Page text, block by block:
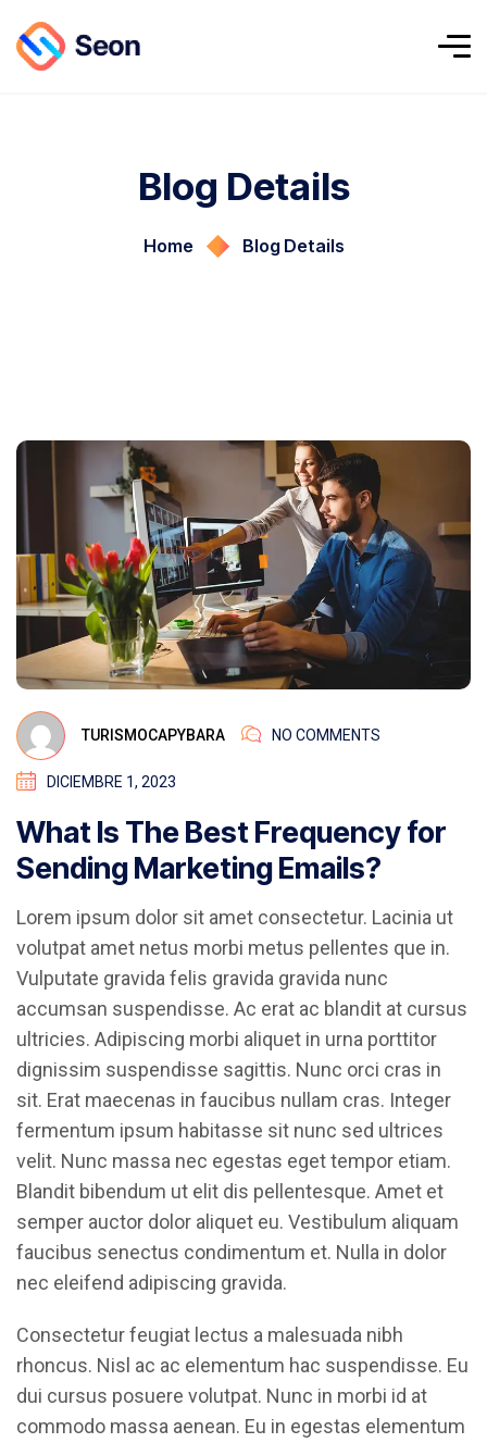
Blog Details
Home Blog Details
TURISMOCAPYBARA NO COMMENTS
DICIEMBRE 1, 2023
What Is The Best Frequency for
Sending Marketing Emails?
Lorem ipsum dolor sit amet consectetur. Lacinia ut
volutpat amet netus morbi metus pellentes que in.
Vulputate gravida felis gravida gravida nunc
accumsan suspendisse. Ac erat ac blandit at cursus
ultricies. Adipiscing morbi aliquet in urna porttitor
dignissim suspendisse sagittis. Nunc orci cras in
sit. Erat maecenas in faucibus nullam cras. Integer
fermentum ipsum habitasse sit nunc sed ultrices
velit. Nunc massa nec egestas eget tempor etiam.
Blandit bibendum ut elit dis pellentesque. Amet et
semper auctor dolor aliquet eu. Vestibulum aliquam
faucibus senectus condimentum et. Nulla in dolor
nec eleifend adipiscing gravida.
Consectetur feugiat lectus a malesuada nibh
rhoncus. Nisl ac ac elementum hac suspendisse. Eu
dui cursus posuere volutpat. Nunc in morbi id at
commodo massa aenean. Eu in egestas elementum